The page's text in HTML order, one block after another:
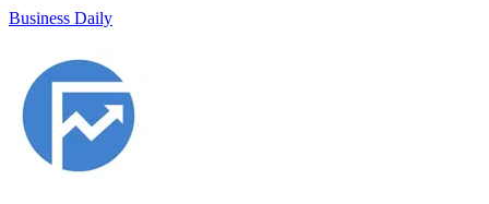
Business Daily